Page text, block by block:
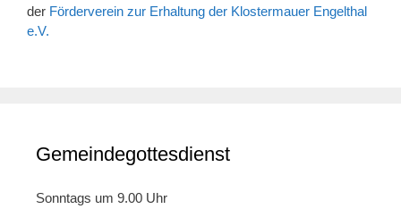
der Förderverein zur Erhaltung der Klostermauer Engelthal
e.V.
Gemeindegottesdienst
Sonntags um 9.00 Uhr